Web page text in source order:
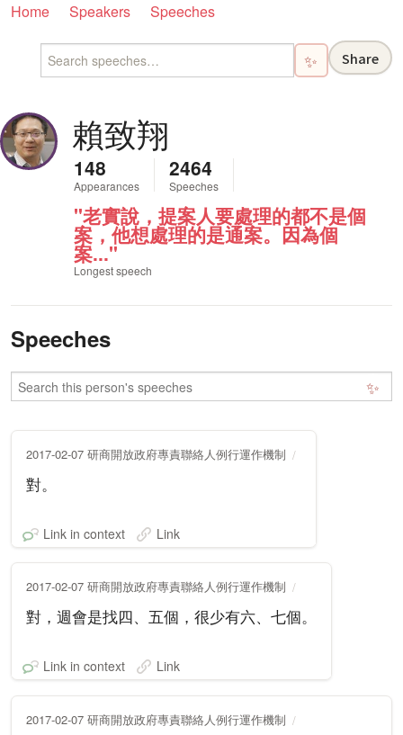
Home Speakers Speeches
✨ Share
賴致翔
148
Appearances
2464
Speeches
"老實說，提案人要處理的都不是個
案，他想處理的是通案。因為個
案..."
Longest speech
Speeches
✨
2017-02-07 研商開放政府專責聯絡人例行運作機制
對。
Link in context Link
2017-02-07 研商開放政府專責聯絡人例行運作機制
對，週會是找四、五個，很少有六、七個。
Link in context Link
2017-02-07 研商開放政府專責聯絡人例行運作機制